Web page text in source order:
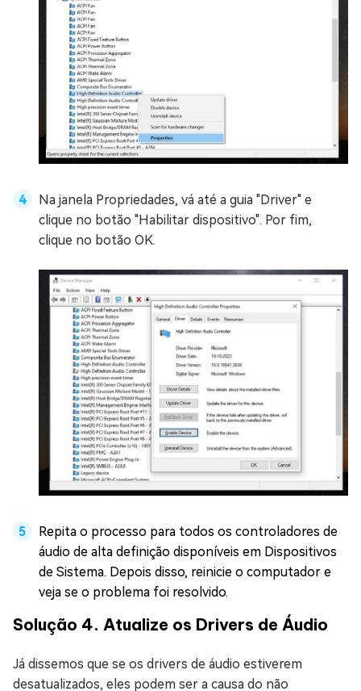
Na janela Propriedades, vá até a guia "Driver" e
clique no botão "Habilitar dispositivo". Por fim,
clique no botão OK.
Repita o processo para todos os controladores de
áudio de alta definição disponíveis em Dispositivos
de Sistema. Depois disso, reinicie o computador e
veja se o problema foi resolvido.
Solução 4. Atualize os Drivers de Áudio
Já dissemos que se os drivers de áudio estiverem
desatualizados, eles podem ser a causa do não